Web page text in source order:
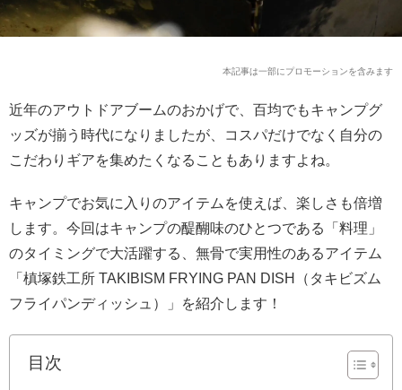
本記事は一部にプロモーションを含みます
近年のアウトドアブームのおかげで、百均でもキャンプグ
ッズが揃う時代になりましたが、コスパだけでなく自分の
こだわりギアを集めたくなることもありますよね。
キャンプでお気に入りのアイテムを使えば、楽しさも倍増
します。今回はキャンプの醍醐味のひとつである「料理」
のタイミングで大活躍する、無骨で実用性のあるアイテム
「槙塚鉄工所 TAKIBISM FRYING PAN DISH（タキビズム
フライパンディッシュ）」を紹介します！
目次